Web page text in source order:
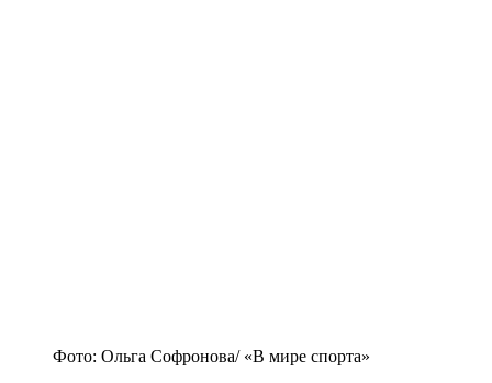
Фото: Ольга Софронова/ «В мире спорта»